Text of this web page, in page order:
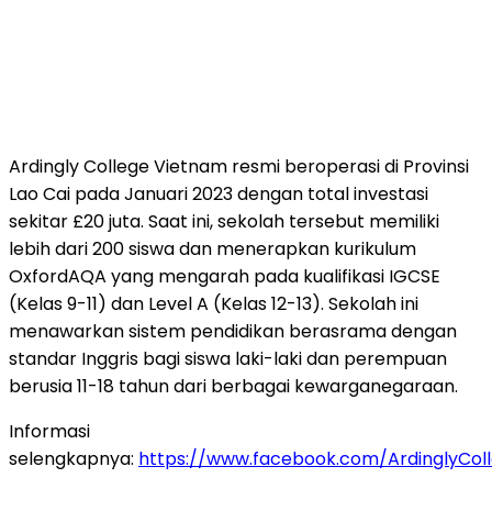
Ardingly College Vietnam resmi beroperasi di Provinsi
Lao Cai pada Januari 2023 dengan total investasi
sekitar £20 juta. Saat ini, sekolah tersebut memiliki
lebih dari 200 siswa dan menerapkan kurikulum
OxfordAQA yang mengarah pada kualifikasi IGCSE
(Kelas 9-11) dan Level A (Kelas 12-13). Sekolah ini
menawarkan sistem pendidikan berasrama dengan
standar Inggris bagi siswa laki-laki dan perempuan
berusia 11-18 tahun dari berbagai kewarganegaraan.
Informasi
selengkapnya: https://www.facebook.com/